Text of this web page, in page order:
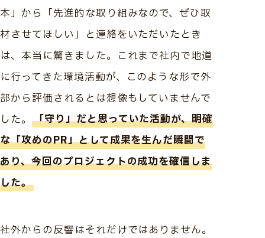
本」から「先進的な取り組みなので、ぜひ取
材させてほしい」と連絡をいただいたとき
は、本当に驚きました。これまで社内で地道
に行ってきた環境活動が、このような形で外
部から評価されるとは想像もしていませんで
した。 「守り」だと思っていた活動が、明確
な「攻めのPR」として成果を生んだ瞬間で
あり、今回のプロジェクトの成功を確信しま
した。
社外からの反響はそれだけではありません。